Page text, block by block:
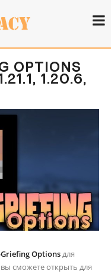
OPTIONS
1.20.6,
Optionsдля
сможете открыть для